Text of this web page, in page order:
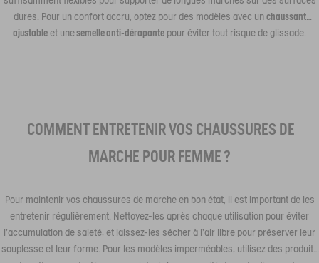
dures. Pour un confort accru, optez pour des modèles avec un chaussant
ajustable et unesemelle anti-dérapante pour éviter tout risque de glissade.
COMMENT ENTRETENIR VOS CHAUSSURES DE
MARCHE POUR FEMME ?
Pour maintenir vos chaussures de marche en bon état, il est important de les
entretenir régulièrement. Nettoyez-les après chaque utilisation pour éviter
l’accumulation de saleté, et laissez-les sécher à l'air libre pour préserver leur
souplesse et leur forme. Pour les modèles imperméables, utilisez des produits